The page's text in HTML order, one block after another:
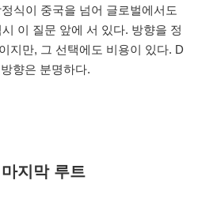
식이 중국을 넘어 글로벌에서도
이 질문 앞에 서 있다. 방향을 정
지만, 그 선택에도 비용이 있다. D
향은 분명하다.
지막 루트